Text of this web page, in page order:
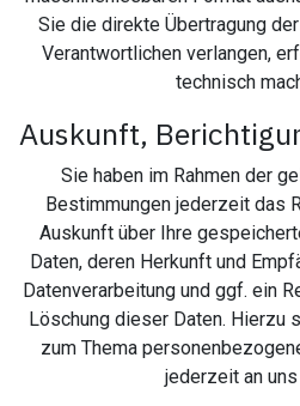
Sie die direkte Übertragung
Verantwortlichen verlangen,
technisch
Auskunft,
Sie haben im Rahmen der
Bestimmungen jederzeit das
Auskunft über Ihre
Daten, deren Herkunft und
Datenverarbeitung und ggf. ein
Löschung dieser Daten. Hierzu
zum Thema
jederzeit an